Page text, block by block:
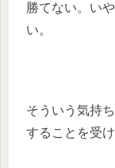
勝てない。い
い。
そういう気持
することを受